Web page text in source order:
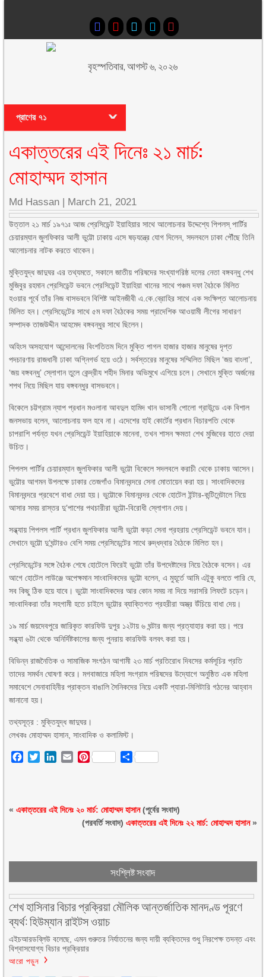
বৃহস্পতিবার, আগস্ট ৬, ২০২৬
প্রাণের ৭১
একাত্তরের এই দিনেঃ ২১ মার্চ:
মোহাম্মদ হাসান
Md Hassan | March 21, 2021
উত্তাল ২১ মার্চ ১৯৭১ঃ আজ প্রেসিডেন্ট ইয়াহিয়ার সাথে আলোচনার উদ্দেশ্যে পিপলস্‌ পার্টির
চেয়ারম্যান জুলফিকার আলী ভুট্টো ঢাকায় এসে ষড়যন্ত্রে যোগ দিলেন, সদলবলে ঢাকা পৌঁছে তিনি
আলোচনার নাটক করতে থাকেন।
মুক্তিযুদ্ধ জাদুঘর এর তথ্যমতে, সকালে জাতীয় পরিষদের সংখ্যাগরিষ্ঠ দলের নেতা বঙ্গবন্ধু শেখ
মুজিবুর রহমান প্রেসিডেন্ট ভবনে প্রেসিডেন্ট ইয়াহিয়া খানের সাথে পঞ্চম দফা বৈঠকে মিলিত
হওয়ার পূর্বে তাঁর নিজ বাসভবনে বিশিষ্ট আইনজীবী এ.কে.ব্রোহির সাথে এক সংক্ষিপ্ত আলোচনায়
মিলিত হন। প্রেসিডেন্টের সাথে ৫ম দফা বৈঠকের সময় প্রাদেশিক আওয়ামী লীগের সাধারণ
সম্পাদক তাজউদ্দীন আহমেদ বঙ্গবন্ধুর সাথে ছিলেন।
অহিংস অসহযোগ আন্দোলনের বিংশতিতম দিনে মুক্তি পাগল হাজার হাজার মানুষের দৃপ্ত
পদচারণায় রাজধানী ঢাকা অগ্নিগর্ভ হয়ে ওঠে। সর্বস্তরের মানুষের সম্মিলিত মিছিল ‘জয় বাংলা’,
‘জয় বঙ্গবন্ধু’ স্লোগান তুলে কেন্দ্রীয শহীদ মিনার অভিমুখে এগিয়ে চলে। সেখানে মুক্তি অর্জনের
শপথ নিয়ে মিছিল যায় বঙ্গবন্ধুর বাসভবনে।
বিকেলে চট্টগ্রাম ন্যাপ প্রধান মওলানা আবদুল হামিদ খান ভাসানী পোলো গ্রাউন্ডে এক বিশাল
জনসভায় বলেন, আলোচনায় ফল হবে না। এদেশের হাই কোর্টের প্রধান বিচারপতি থেকে
চাপরাশি পর্যন্ত যখন প্রেসিডেন্ট ইয়াহিয়াকে মানেনা, তখন শাসন ক্ষমতা শেখ মুজিবের হাতে দেয়া
উচিত।
পিপলস পার্টির চেয়ারম্যান জুলফিকার আলী ভুট্টো বিকেলে সদলবলে করাচী থেকে ঢাকায় আসেন।
ভুট্টোর আগমন উপলক্ষে ঢাকার তেজগাঁও বিমানবন্দরে সেনা মোতায়েন করা হয়। সাংবাদিকদের
বিমানবন্দরে প্রবেশে বাধা দেয়া হয়। ভুট্টোকে বিমানবন্দর থেকে হোটেল ইন্টার-কন্টিনেন্টালে নিয়ে
আসার সময় রাস্তর দু’পাশের পথচারীরা ভুট্টো-বিরোধী স্লোগান দেয়।
সন্ধ্যায় পিপলস পার্টি প্রধান জুলফিকার আলী ভুট্টো কড়া সেনা প্রহরায় প্রেসিডেন্ট ভবনে যান।
সেখানে ভুট্টো দু’ঘন্টারও বেশি সময় প্রেসিডেন্টের সাথে রুদ্ধদ্বার বৈঠকে মিলিত হন।
প্রেসিডেন্টের সঙ্গে বৈঠক শেষে হোটেলে ফিরেই ভুট্টো তাঁর উপদেষ্টাদের নিয়ে বৈঠকে বসেন। এর
আগে হোটেল লাউঞ্জে অপেক্ষমান সাংবাদিকদের ভুট্টো বলেন, এ মুহূর্তে আমি এটুকু বলতে পারি যে,
সব কিছু ঠিক হয়ে যাবে। ভুট্টো সাংবাদিকদের আর কোন সময় না দিয়ে সরাসরি লিফটে চড়েন।
সাংবাদিকরা তাঁর সহগামী হতে চাইলে ভুট্টোর ব্যাক্তিগত প্রহরীরা অস্ত্র উঁচিয়ে বাধা দেয়।
১৯ মার্চ জয়দেবপুরে জারিকৃত কারফিউ দুপুর ১২টায় ৬ ঘন্টার জন্য প্রত্যাহার করা হয়। পরে
সন্ধ্যা ৬টা থেকে অনির্দিষ্টকালের জন্য পুনরায় কারফিউ বলবৎ করা হয়।
বিভিন্ন রাজনৈতিক ও সামাজিক সংগঠন আগামী ২৩ মার্চ প্রতিরোধ দিবসের কর্মসূচির প্রতি
তাদের সমর্থন ঘোষণা করে। মগবাজারে মহিলা সংগ্রাম পরিষদের উদ্যোগে অনুষ্ঠিত এক মহিলা
সমাবেশে সেনাবাহিনীর প্রাক্তন বাঙালি সৈনিকদের নিয়ে একটি প্যারা-মিলিটারি গঠনের আহ্বান
জানানো হয়।
তথ্যসূত্র : মুক্তিযুদ্ধ জাদুঘর।
লেখকঃ মোহাম্মদ হাসান, সাংবাদিক ও কলামিস্ট।
Facebook
TwitterLinkedIn
EmailPinterest Share
«একাত্তরের এই দিনেঃ ২০ মার্চ: মোহাম্মদ হাসান(পূর্বের সংবাদ)
(পরবর্তি সংবাদ) একাত্তরের এই দিনেঃ ২২ মার্চ: মোহাম্মদ হাসান»
সংশ্লিষ্ট সংবাদ
শেখ হাসিনার বিচার প্রক্রিয়া মৌলিক আন্তর্জাতিক মানদণ্ড পূরণে
ব্যর্থ: হিউম্যান রাইটস ওয়াচ
এইচআরডব্লিউ বলেছে, এমন গুরুতর নির্যাতনের জন্য দায়ী ব্যক্তিদের শুধু নিরপেক্ষ তদন্ত এবং
বিশ্বাসযোগ্য বিচার প্রক্রিয়ার
আরো পড়ুন